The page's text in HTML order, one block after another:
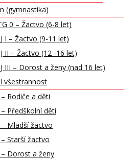
(gymnastika)
0 – Žactvo (6-8 let)
I – Žactvo (9-11 let)
II – Žactvo (12 -16 let)
III – Dorost a ženy (nad 16 let)
všestrannost
– Rodiče a děti
– Předškolní děti
– Mladší žactvo
– Starší žactvo
– Dorost a ženy